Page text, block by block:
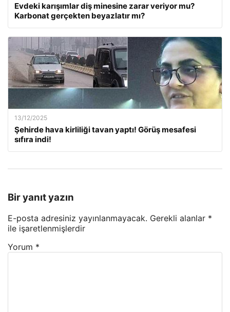
Evdeki karışımlar diş minesine zarar veriyor mu?
Karbonat gerçekten beyazlatır mı?
13/12/2025
Şehirde hava kirliliği tavan yaptı! Görüş mesafesi
sıfıra indi!
Bir yanıt yazın
E-posta adresiniz yayınlanmayacak. Gerekli alanlar *
ile işaretlenmişlerdir
Yorum *